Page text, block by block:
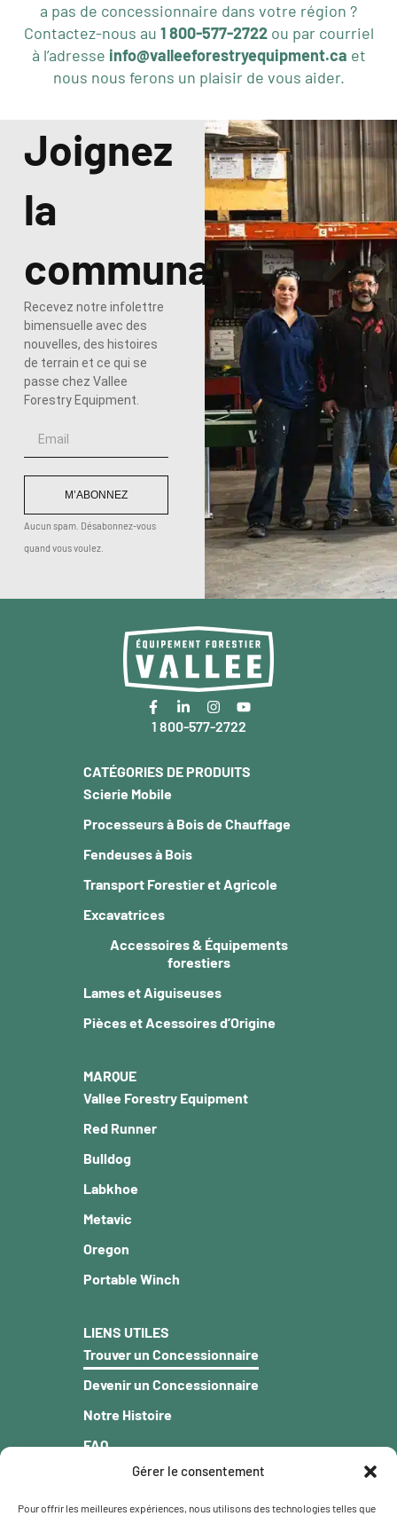
Gérer le consentement
Pour offrir les meilleures expériences, nous utilisons des technologies telles que
a pas de concessionnaire dans votre région ?
Contactez-nous au 1 800-577-2722 ou par courriel
à l’adresse info@valleeforestryequipment.ca et
nous nous ferons un plaisir de vous aider.
Joignez
la
communauté
Recevez notre infolettre
bimensuelle avec des
nouvelles, des histoires
de terrain et ce qui se
passe chez Vallee
Forestry Equipment.
M’ABONNEZ
Aucun spam. Désabonnez-vous
quand vous voulez.
1 800-577-2722
CATÉGORIES DE PRODUITS
Scierie Mobile
Processeurs à Bois de Chauffage
Fendeuses à Bois
Transport Forestier et Agricole
Excavatrices
Accessoires & Équipements
forestiers
Lames et Aiguiseuses
Pièces et Acessoires d’Origine
MARQUE
Vallee Forestry Equipment
Red Runner
Bulldog
Labkhoe
Metavic
Oregon
Portable Winch
LIENS UTILES
Trouver un Concessionnaire
Devenir un Concessionnaire
Notre Histoire
FAQ
Garantie